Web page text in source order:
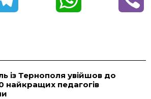
e t
із Тернополя увійшов до
найкращих педагогів